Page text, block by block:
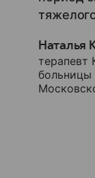
Наталья
терапевт
больницы